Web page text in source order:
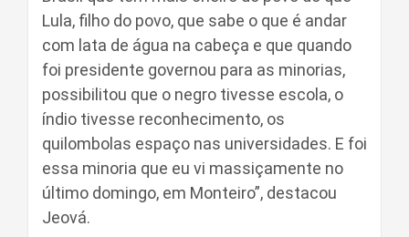
Lula, filho do povo, que sabe o que é andar
com lata de água na cabeça e que quando
foi presidente governou para as minorias,
possibilitou que o negro tivesse escola, o
índio tivesse reconhecimento, os
quilombolas espaço nas universidades. E foi
essa minoria que eu vi massiçamente no
último domingo, em Monteiro”, destacou
Jeová.